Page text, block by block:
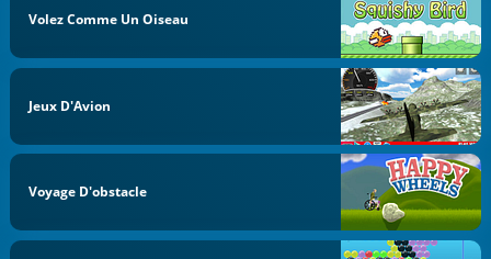
Volez Comme Un Oiseau
Jeux D'Avion
Voyage D'obstacle